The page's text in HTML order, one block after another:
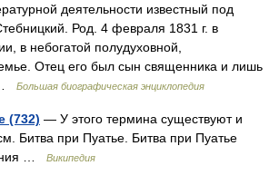
деятельности известный под
Род. 4 февраля 1831 г. в
в небогатой полудуховной,
Отец его был сын священника и лишь
Большая биографическая энциклопедия
(732) — У этого термина существуют и
Битва при Пуатье. Битва при Пуатье
…
Википедия